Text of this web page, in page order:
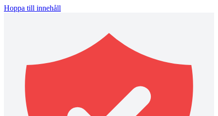
Hoppa till innehåll